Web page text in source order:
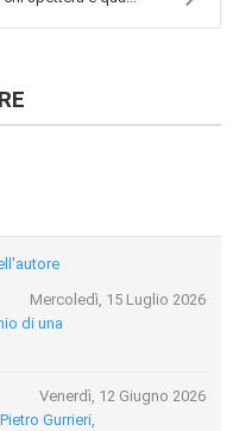
Mercoledì, 15 Luglio 2026
di una
Venerdì, 12 Giugno 2026
Gurrieri,